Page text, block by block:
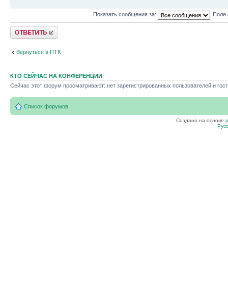
Показать сообщения за: Поле
Ответить
Вернуться в ПТК
КТО СЕЙЧАС НА КОНФЕРЕНЦИИ
Сейчас этот форум просматривают: нет зарегистрированных пользователей и
Список форумов
Создано на основе